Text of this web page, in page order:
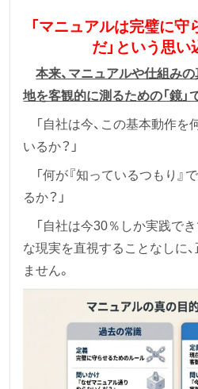
「マニュアルは完璧に
だ」という思い
本来、マニュアルや仕組み
地を客観的に測るための「鏡」
「自社は今、この基本動作
いるか？」
「何が『知っているつもり』
るか？」
「自社は今30％しか実践で
な現実を直視することなしに
ません。